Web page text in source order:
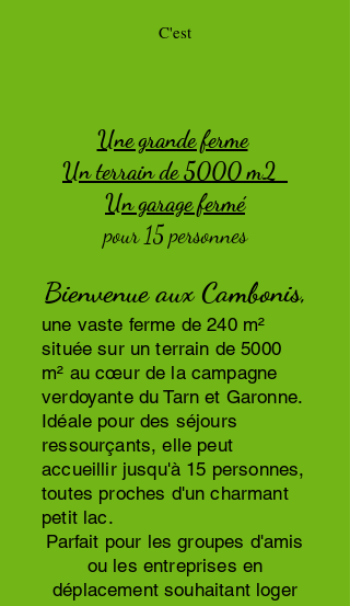
C'est
Une grande ferme
Un terrain de 5000 m2
Un garage fermé
pour 15 personnes
Bienvenue aux Cambonis,
une vaste ferme de 240 m²
située sur un terrain de 5000
m² au cœur de la campagne
verdoyante du Tarn et Garonne.
Idéale pour des séjours
ressourçants, elle peut
accueillir jusqu'à 15 personnes,
toutes proches d'un charmant
petit lac.
Parfait pour les groupes d'amis
ou les entreprises en
déplacement souhaitant loger